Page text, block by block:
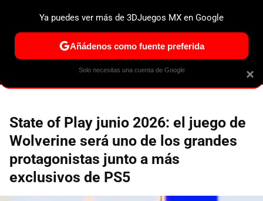
ESPECIALES PS5 NINTENDO SWITCH 2 XBOX
State of Play junio 2026: el juego de
Wolverine será uno de los grandes
protagonistas junto a más
exclusivos de PS5
×
Ya puedes ver más de 3DJuegos MX en Google
Añádenos como fuente preferida
Solo necesitas una cuenta de Google